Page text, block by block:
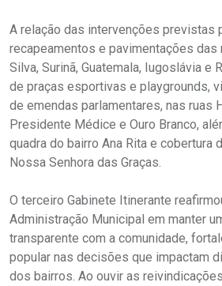
A relação das intervenções previstas
recapeamentos e pavimentações das
Silva, Surinã, Guatemala, Iugoslávia e
de praças esportivas e playgrounds,
de emendas parlamentares, nas ruas
Presidente Médice e Ouro Branco,
quadra do bairro Ana Rita e cobertura
Nossa Senhora das Graças.
O terceiro Gabinete Itinerante
Administração Municipal em manter
transparente com a comunidade,
popular nas decisões que impactam
dos bairros. Ao ouvir as